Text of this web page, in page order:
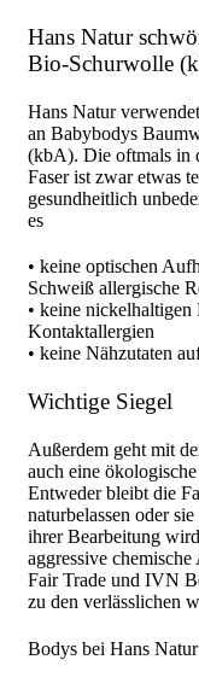
Hans Natur
Bio-Schurwolle
Hans Natur
an Babybodys
(kbA). Die oftmals in
Faser ist zwar etwas
gesundheitlich
es
• keine optischen
Schweiß allergische
• keine
Kontaktallergien
• keine Nähzutaten
Wichtige Siegel
Außerdem geht mit
auch eine
Entweder bleibt die
naturbelassen oder
ihrer Bearbeitung
aggressive
Fair Trade und IVN
zu den verlässlichen
Bodys bei Hans Natur